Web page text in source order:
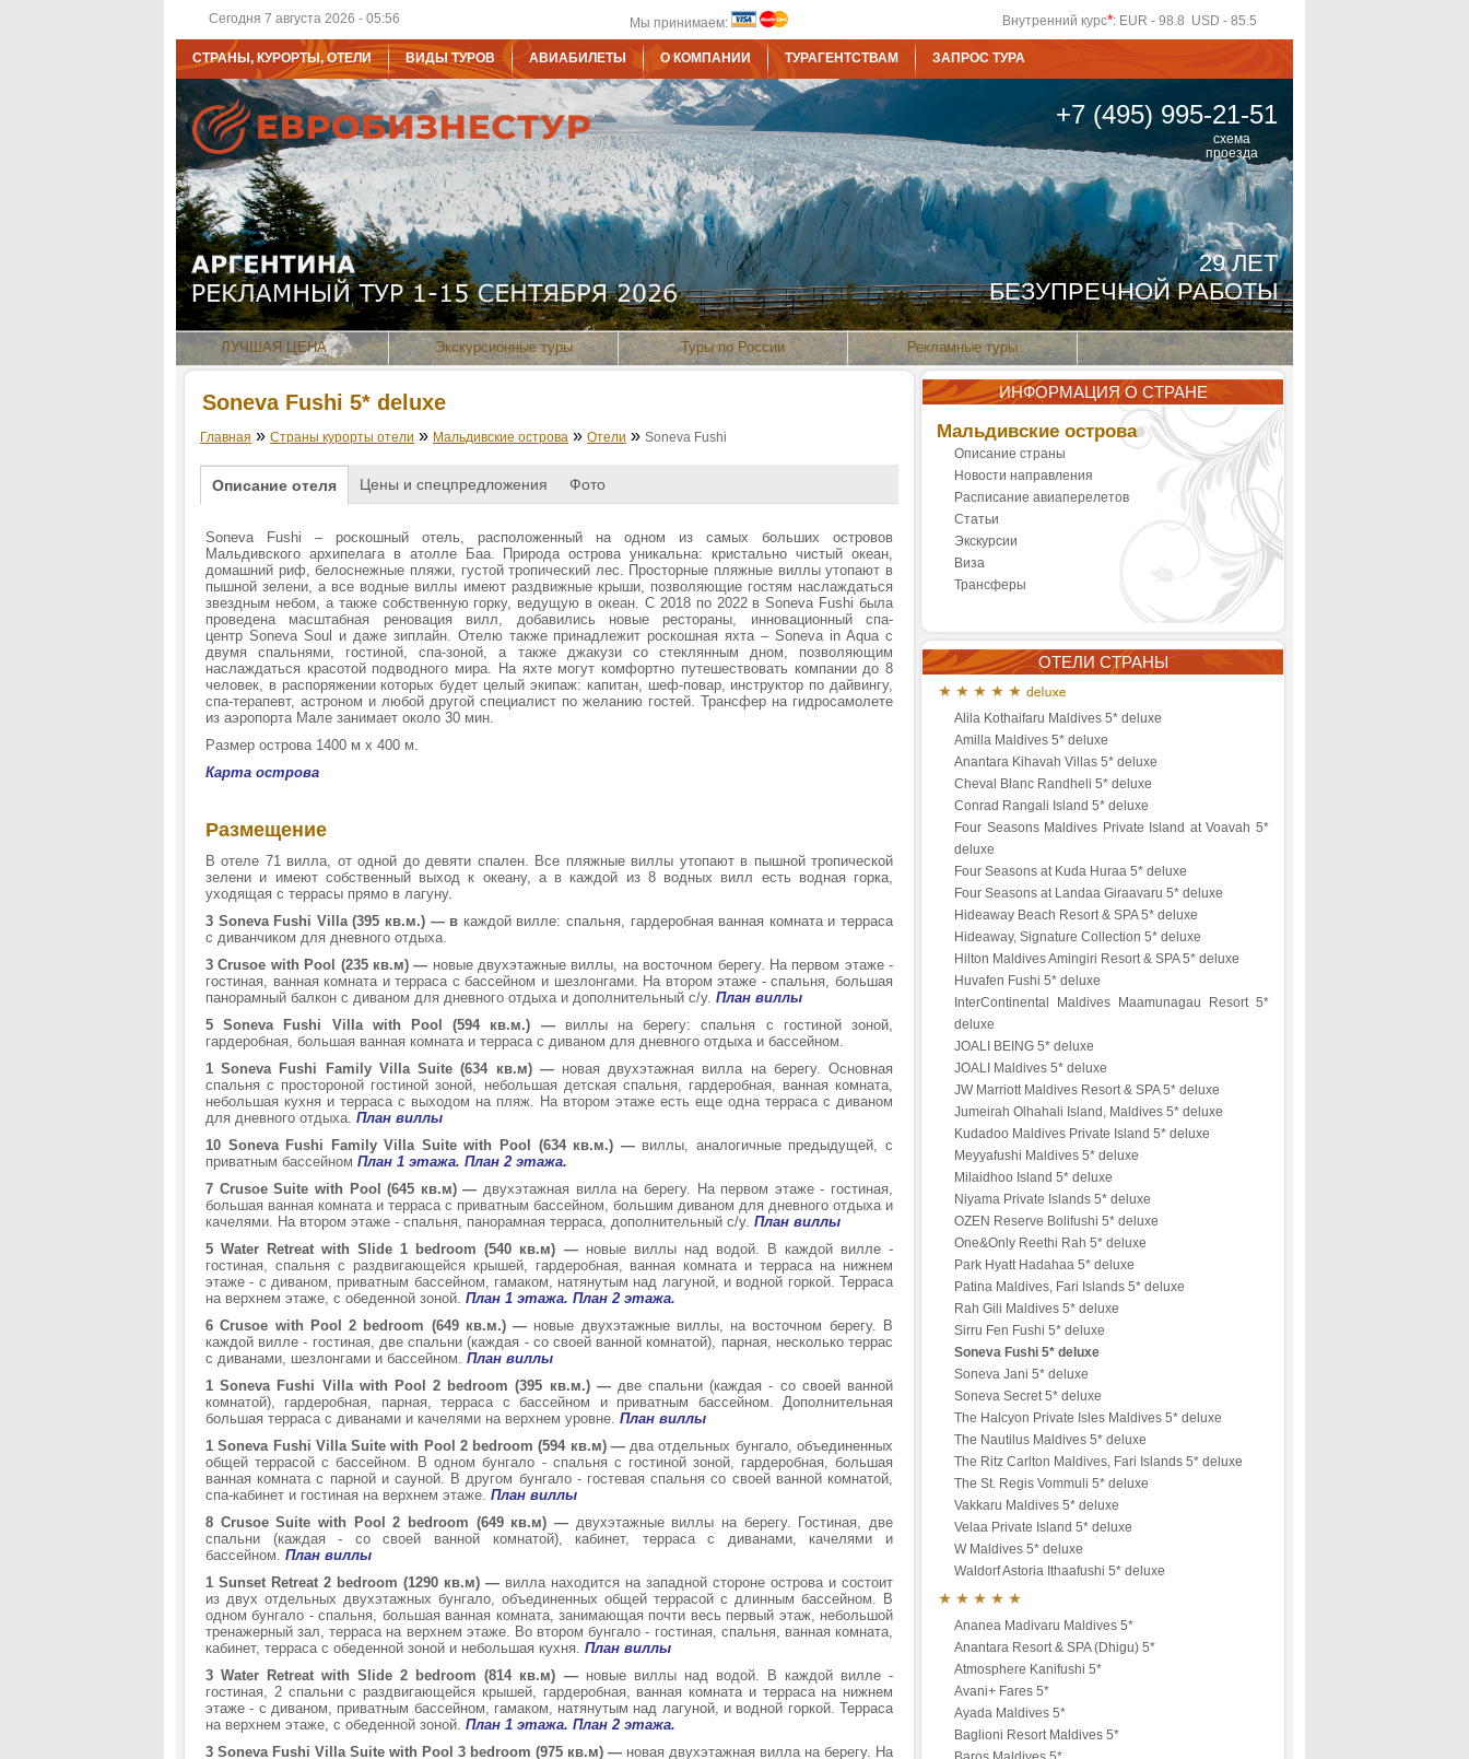
Сегодня 7 августа 2026 - 05:56 Мы принимаем: Внутренний курс*: EUR - 98.8 USD - 85.5
СТРАНЫ, КУРОРТЫ, ОТЕЛИ ВИДЫ ТУРОВ АВИАБИЛЕТЫ О КОМПАНИИ ТУРАГЕНТСТВАМ ЗАПРОС ТУРА
+7 (495) 995-21-51
схема
проезда
ЛУЧШАЯ ЦЕНА Экскурсионные туры Туры по России Рекламные туры
29 ЛЕТ
БЕЗУПРЕЧНОЙ РАБОТЫ
Soneva Fushi 5* deluxe
Главная » Страны курорты отели » Мальдивские острова » Отели » Soneva Fushi
Описание отеля Цены и спецпредложения Фото
Soneva Fushi – роскошный отель, расположенный на одном из самых больших островов
Мальдивского архипелага в атолле Баа. Природа острова уникальна: кристально чистый океан,
домашний риф, белоснежные пляжи, густой тропический лес. Просторные пляжные виллы утопают в
пышной зелени, а все водные виллы имеют раздвижные крыши, позволяющие гостям наслаждаться
звездным небом, а также собственную горку, ведущую в океан. С 2018 по 2022 в Soneva Fushi была
проведена масштабная реновация вилл, добавились новые рестораны, инновационный спа-
центр Soneva Soul и даже зиплайн. Отелю также принадлежит роскошная яхта – Soneva in Aqua с
двумя спальнями, гостиной, спа-зоной, а также джакузи со стеклянным дном, позволяющим
наслаждаться красотой подводного мира. На яхте могут комфортно путешествовать компании до 8
человек, в распоряжении которых будет целый экипаж: капитан, шеф-повар, инструктор по дайвингу,
спа-терапевт, астроном и любой другой специалист по желанию гостей. Трансфер на гидросамолете
из аэропорта Мале занимает около 30 мин.
Размер острова 1400 м x 400 м.
Карта острова
Размещение
В отеле 71 вилла, от одной до девяти спален. Все пляжные виллы утопают в пышной тропической
зелени и имеют собственный выход к океану, а в каждой из 8 водных вилл есть водная горка,
уходящая с террасы прямо в лагуну.
3 Soneva Fushi Villa (395 кв.м.) — в каждой вилле: спальня, гардеробная ванная комната и терраса
с диванчиком для дневного отдыха.
3 Crusoe with Pool (235 кв.м)— новые двухэтажные виллы, на восточном берегу. На первом этаже -
гостиная, ванная комната и терраса с бассейном и шезлонгами. На втором этаже - спальня, большая
панорамный балкон с диваном для дневного отдыха и дополнительный с/у. План виллы
5 Soneva Fushi Villa with Pool (594 кв.м.) — виллы на берегу: спальня с гостиной зоной,
гардеробная, большая ванная комната и терраса с диваном для дневного отдыха и бассейном.
1 Soneva Fushi Family Villa Suite (634 кв.м) — новая двухэтажная вилла на берегу. Основная
спальня с простороной гостиной зоной, небольшая детская спальня, гардеробная, ванная комната,
небольшая кухня и терраса с выходом на пляж. На втором этаже есть еще одна терраса с диваном
для дневного отдыха. План виллы
10 Soneva Fushi Family Villa Suite with Pool (634 кв.м.) — виллы, аналогичные предыдущей, с
приватным бассейном План 1 этажа. План 2 этажа.
7 Crusoe Suite with Pool (645 кв.м) — двухэтажная вилла на берегу. На первом этаже - гостиная,
большая ванная комната и терраса с приватным бассейном, большим диваном для дневного отдыха и
качелями. На втором этаже - спальня, панорамная терраса, дополнительный с/у. План виллы
5 Water Retreat with Slide 1 bedroom (540 кв.м) — новые виллы над водой. В каждой вилле -
гостиная, спальня с раздвигающейся крышей, гардеробная, ванная комната и терраса на нижнем
этаже - с диваном, приватным бассейном, гамаком, натянутым над лагуной, и водной горкой. Терраса
на верхнем этаже, с обеденной зоной. План 1 этажа. План 2 этажа.
6 Crusoe with Pool 2 bedroom (649 кв.м.) — новые двухэтажные виллы, на восточном берегу. В
каждой вилле - гостиная, две спальни (каждая - со своей ванной комнатой), парная, несколько террас
с диванами, шезлонгами и бассейном. План виллы
1 Soneva Fushi Villa with Pool 2 bedroom (395 кв.м.) —две спальни (каждая - со своей ванной
комнатой), гардеробная, парная, терраса с бассейном и приватным бассейном. Дополнительная
большая терраса с диванами и качелями на верхнем уровне. План виллы
1 Soneva Fushi Villa Suite with Pool 2 bedroom (594 кв.м) —два отдельных бунгало, объединенных
общей террасой с бассейном. В одном бунгало - спальня с гостиной зоной, гардеробная, большая
ванная комната с парной и сауной. В другом бунгало - гостевая спальня со своей ванной комнатой,
спа-кабинет и гостиная на верхнем этаже. План виллы
8 Crusoe Suite with Pool 2 bedroom (649 кв.м) — двухэтажные виллы на берегу. Гостиная, две
спальни (каждая - со своей ванной комнатой), кабинет, терраса с диванами, качелями и
бассейном. План виллы
1 Sunset Retreat 2 bedroom (1290 кв.м) — вилла находится на западной стороне острова и состоит
из двух отдельных двухэтажных бунгало, объединенных общей террасой с длинным бассейном. В
одном бунгало - спальня, большая ванная комната, занимающая почти весь первый этаж, небольшой
тренажерный зал, терраса на верхнем этаже. Во втором бунгало - гостиная, спальня, ванная комната,
кабинет, терраса с обеденной зоной и небольшая кухня. План виллы
3 Water Retreat with Slide 2 bedroom (814 кв.м) —новые виллы над водой. В каждой вилле -
гостиная, 2 спальни с раздвигающейся крышей, гардеробная, ванная комната и терраса на нижнем
этаже - с диваном, приватным бассейном, гамаком, натянутым над лагуной, и водной горкой. Терраса
на верхнем этаже, с обеденной зоной. План 1 этажа. План 2 этажа.
3 Soneva Fushi Villa Suite with Pool 3 bedroom (975 кв.м) — новая двухэтажная вилла на берегу. На
ИНФОРМАЦИЯ О СТРАНЕ
Мальдивские острова
Описание страны
Новости направления
Расписание авиаперелетов
Статьи
Экскурсии
Виза
Трансферы
ОТЕЛИ СТРАНЫ
Alila Kothaifaru Maldives 5* deluxe
Amilla Maldives 5* deluxe
Anantara Kihavah Villas 5* deluxe
Cheval Blanc Randheli 5* deluxe
Conrad Rangali Island 5* deluxe
Four Seasons Maldives Private Island at Voavah 5*
deluxe
Four Seasons at Kuda Huraa 5* deluxe
Four Seasons at Landaa Giraavaru 5* deluxe
Hideaway Beach Resort & SPA 5* deluxe
Hideaway, Signature Collection 5* deluxe
Hilton Maldives Amingiri Resort & SPA 5* deluxe
Huvafen Fushi 5* deluxe
InterContinental Maldives Maamunagau Resort 5*
deluxe
JOALI BEING 5* deluxe
JOALI Maldives 5* deluxe
JW Marriott Maldives Resort & SPA 5* deluxe
Jumeirah Olhahali Island, Maldives 5* deluxe
Kudadoo Maldives Private Island 5* deluxe
Meyyafushi Maldives 5* deluxe
Milaidhoo Island 5* deluxe
Niyama Private Islands 5* deluxe
OZEN Reserve Bolifushi 5* deluxe
One&Only Reethi Rah 5* deluxe
Park Hyatt Hadahaa 5* deluxe
Patina Maldives, Fari Islands 5* deluxe
Rah Gili Maldives 5* deluxe
Sirru Fen Fushi 5* deluxe
Soneva Fushi 5* deluxe
Soneva Jani 5* deluxe
Soneva Secret 5* deluxe
The Halcyon Private Isles Maldives 5* deluxe
The Nautilus Maldives 5* deluxe
The Ritz Carlton Maldives, Fari Islands 5* deluxe
The St. Regis Vommuli 5* deluxe
Vakkaru Maldives 5* deluxe
Velaa Private Island 5* deluxe
W Maldives 5* deluxe
Waldorf Astoria Ithaafushi 5* deluxe
Ananea Madivaru Maldives 5*
Anantara Resort & SPA (Dhigu) 5*
Atmosphere Kanifushi 5*
Avani+ Fares 5*
Ayada Maldives 5*
Baglioni Resort Maldives 5*